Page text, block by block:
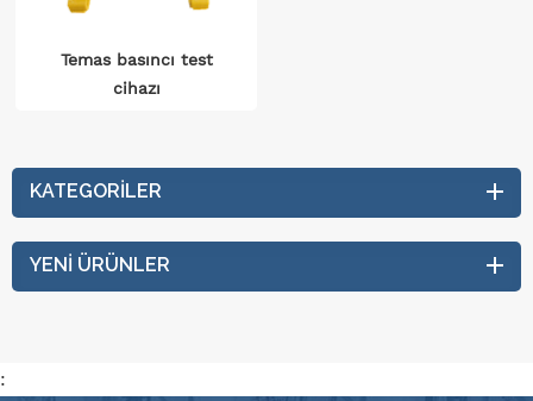
Temas basıncı test
cihazı
KATEGORILER
YENI ÜRÜNLER
: